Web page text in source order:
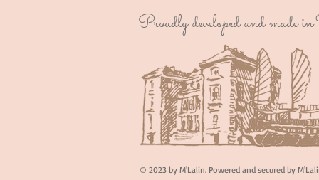
Proudly developed and made
© 2023 by M'Lalin. Powered and secured by